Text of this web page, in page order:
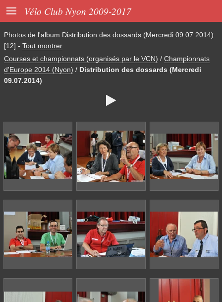
 Vélo Club Nyon 2009-2017
Photos de l'album Distribution des dossards (Mercredi 09.07.2014)
[12] - Tout montrer
Courses et championnats (organisés par le VCN) / Championnats
d'Europe 2014 (Nyon) / Distribution des dossards (Mercredi
09.07.2014)
